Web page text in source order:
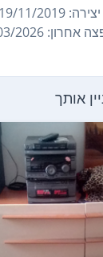
19/11/2019
29/03/2026
אותך